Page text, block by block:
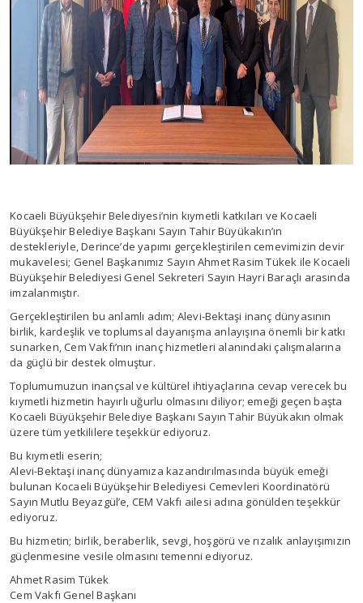
Kocaeli Büyükşehir Belediyesi’nin kıymetli katkıları ve Kocaeli
Büyükşehir Belediye Başkanı Sayın Tahir Büyükakın’ın
destekleriyle, Derince’de yapımı gerçekleştirilen cemevimizin devir
mukavelesi; Genel Başkanımız Sayın Ahmet Rasim Tükek ile Kocaeli
Büyükşehir Belediyesi Genel Sekreteri Sayın Hayri Baraçlı arasında
imzalanmıştır.
Gerçekleştirilen bu anlamlı adım; Alevi-Bektaşi inanç dünyasının
birlik, kardeşlik ve toplumsal dayanışma anlayışına önemli bir katkı
sunarken, Cem Vakfı’nın inanç hizmetleri alanındaki çalışmalarına
da güçlü bir destek olmuştur.
Toplumumuzun inançsal ve kültürel ihtiyaçlarına cevap verecek bu
kıymetli hizmetin hayırlı uğurlu olmasını diliyor; emeği geçen başta
Kocaeli Büyükşehir Belediye Başkanı Sayın Tahir Büyükakın olmak
üzere tüm yetkililere teşekkür ediyoruz.
Bu kıymetli eserin;
Alevi-Bektaşi inanç dünyamıza kazandırılmasında büyük emeği
bulunan Kocaeli Büyükşehir Belediyesi Cemevleri Koordinatörü
Sayın Mutlu Beyazgül’e, CEM Vakfı ailesi adına gönülden teşekkür
ediyoruz.
Bu hizmetin; birlik, beraberlik, sevgi, hoşgörü ve rızalık anlayışımızın
güçlenmesine vesile olmasını temenni ediyoruz.
Ahmet Rasim Tükek
Cem Vakfı Genel Başkanı